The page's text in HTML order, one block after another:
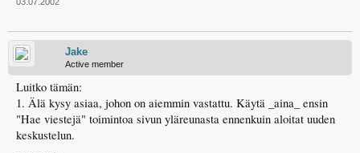
Jake
Active member
Luitko tämän:
1. Älä kysy asiaa, johon on aiemmin vastattu. Käytä _aina_ ensin
"Hae viestejä" toimintoa sivun yläreunasta ennenkuin aloitat uuden
keskustelun.